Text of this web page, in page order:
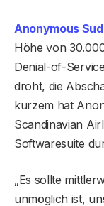
Anonymous
Höhe von
Denial-of-
droht, die
kurzem hat
Scandinavian
Softwaresuite
„Es sollte
unmöglich ist,